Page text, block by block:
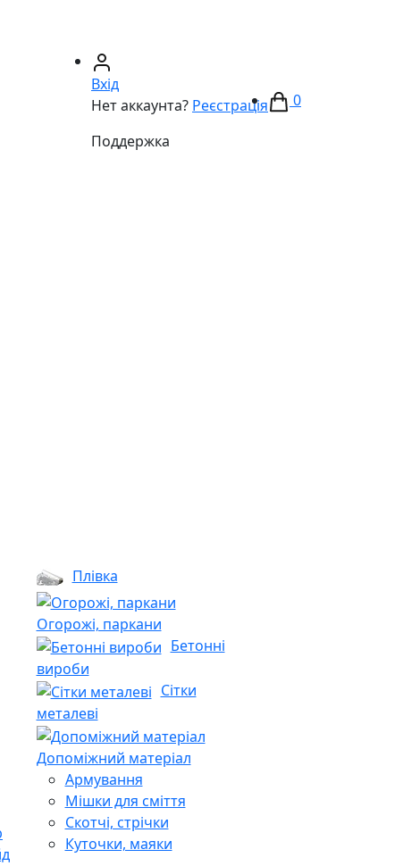
Вхід
Нет аккаунта? Реєстрація
Поддержка
0
Плівка
Огорожі, паркани
Бетонні
вироби
Сітки
металеві
Допоміжний матеріал
Армування
Мішки для сміття
Скотчі, стрічки
Куточки, маяки